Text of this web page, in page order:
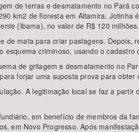
de terras e desmatamento no Pará
km2 de floresta em Altamira. Jotinha
(Ibama), no valor de R$ 120 milhões.
mata para criar pastagens. Depois,
criminoso, usando o cadastro
de grilagem e desmatamento no
forjar uma suposta prova para obter
A legitimação local se faz a partir
em benefício de membros da
em Novo Progresso. Após